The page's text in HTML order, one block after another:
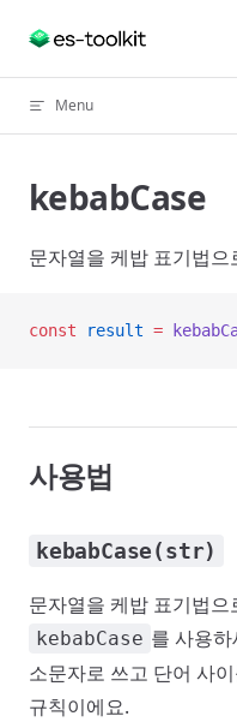
Skip to content
Menu
kebabCase
문자열을 케밥 표기법으
const result =
사용법
kebabCase(str)
문자열을 케밥 표기법으
kebabCase 를 사용
소문자로 쓰고 단어 사
규칙이에요.